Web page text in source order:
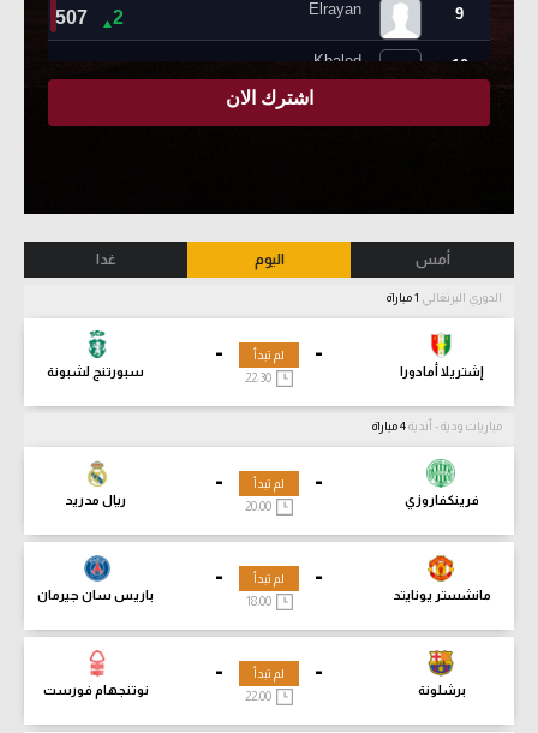
أمس اليوم غدا
الدوري البرتغالي
-
إشتريلا أمادورا
-
سبورتنج لشبونة
لم تبدأ
مباريات ودية - أندية
-
فرينكفاروزي
-
ريال مدريد
لم تبدأ
-
مانشستر يونايتد
-
باريس سان جيرمان
لم تبدأ
18:00
-
برشلونة
-
نوتنجهام فورست
لم تبدأ